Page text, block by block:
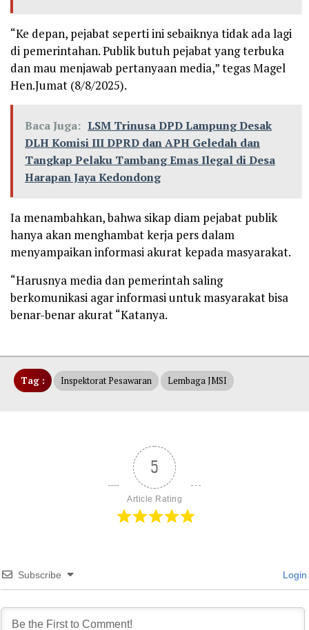
“Ke depan, pejabat seperti ini sebaiknya tidak ada lagi
di pemerintahan. Publik butuh pejabat yang terbuka
dan mau menjawab pertanyaan media,” tegas Magel
Hen.Jumat (8/8/2025).
Baca Juga: LSM Trinusa DPD Lampung Desak
DLH Komisi III DPRD dan APH Geledah dan
Tangkap Pelaku Tambang Emas Ilegal di Desa
Harapan Jaya Kedondong
Ia menambahkan, bahwa sikap diam pejabat publik
hanya akan menghambat kerja pers dalam
menyampaikan informasi akurat kepada masyarakat.
“Harusnya media dan pemerintah saling
berkomunikasi agar informasi untuk masyarakat bisa
benar-benar akurat “Katanya.
Tag : Inspektorat Pesawaran Lembaga JMSI
5
Article Rating
Subscribe Login